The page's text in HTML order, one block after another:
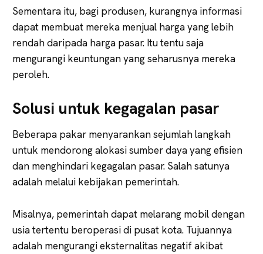
Sementara itu, bagi produsen, kurangnya informasi
dapat membuat mereka menjual harga yang lebih
rendah daripada harga pasar. Itu tentu saja
mengurangi keuntungan yang seharusnya mereka
peroleh.
Solusi untuk kegagalan pasar
Beberapa pakar menyarankan sejumlah langkah
untuk mendorong alokasi sumber daya yang efisien
dan menghindari kegagalan pasar. Salah satunya
adalah melalui kebijakan pemerintah.
Misalnya, pemerintah dapat melarang mobil dengan
usia tertentu beroperasi di pusat kota. Tujuannya
adalah mengurangi eksternalitas negatif akibat